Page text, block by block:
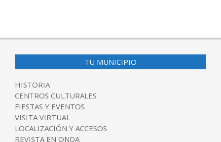
TU MUNICIPIO
HISTORIA
CENTROS CULTURALES
FIESTAS Y EVENTOS
VISITA VIRTUAL
LOCALIZACIÓN Y ACCESOS
REVISTA EN ONDA